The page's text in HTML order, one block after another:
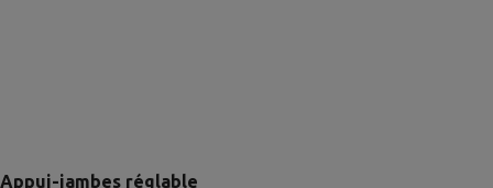
Appui-jambes réglable